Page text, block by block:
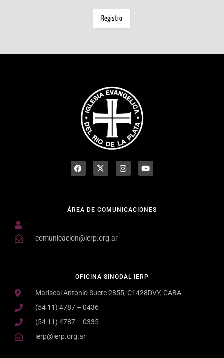
OFICINA SINODAL IERP
Mariscal Antonio Sucre 2855, C1428DVY, CABA
(54 11) 4787 – 0436
(54 11) 4787 – 0335
ierp@ierp.org.ar
ÁREA DE COMUNICACIONES
comunicacion@ierp.org.ar